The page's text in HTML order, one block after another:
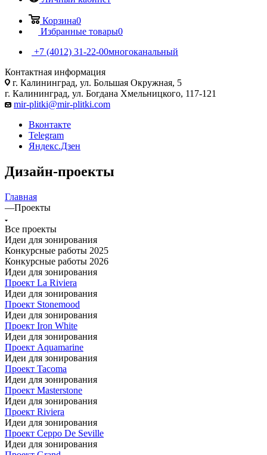
Корзина0
Избранные товары0
+7 (4012) 31-22-00многоканальный
Контактная информация
г. Калининград, ул. Большая Окружная, 5
г. Калининград, ул. Богдана Хмельницкого, 117-121
mir-plitki@mir-plitki.com
Вконтакте
Telegram
Яндекс.Дзен
Дизайн-проекты
Главная
—Проекты
Все проекты
Идеи для зонирования
Конкурсные работы 2025
Конкурсные работы 2026
Идеи для зонирования
Проект La Riviera
Идеи для зонирования
Проект Stonemood
Идеи для зонирования
Проект Iron White
Идеи для зонирования
Проект Aquamarine
Идеи для зонирования
Проект Tacoma
Идеи для зонирования
Проект Masterstone
Идеи для зонирования
Проект Riviera
Идеи для зонирования
Проект Ceppo De Seville
Идеи для зонирования